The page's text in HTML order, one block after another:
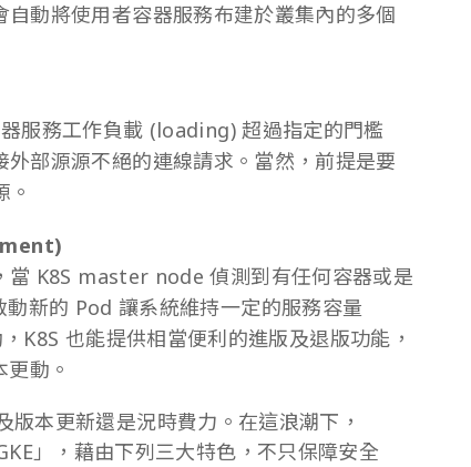
動將使用者容器服務布建於叢集內的多個
服務工作負載 (loading) 超過指定的門檻
部源源不絕的連線請求。當然，前提是要
當 K8S master node 偵測到有任何容器或是
新的 Pod 讓系統維持一定的服務容量
K8S 也能提供相當便利的進版及退版功能，
動。
本更新還是況時費力。在這浪潮下，
」，藉由下列三大特色，不只保障安全